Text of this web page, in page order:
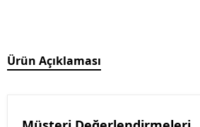
Ürün Açıklaması